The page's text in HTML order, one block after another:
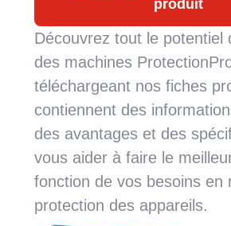
produit
Découvrez tout le potentiel
des machines
téléchargeant nos fiches
contiennent des
des avantages et des
vous aider à faire le
fonction de vos besoins en
protection des appareils.